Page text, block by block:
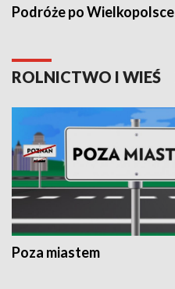
Podróże po Wielkopolsce
ROLNICTWO I WIEŚ
Poza miastem